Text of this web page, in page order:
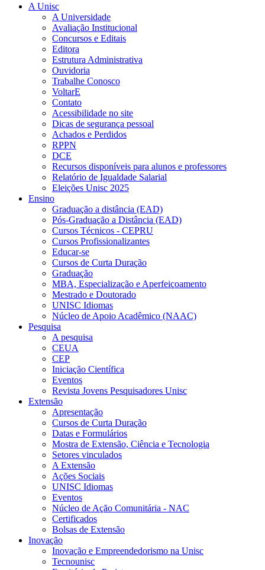
A Unisc
A Universidade
Avaliação Institucional
Concursos e Editais
Editora
Estrutura Administrativa
Ouvidoria
Trabalhe Conosco
VoltarE
Contato
Acessibilidade no site
Dicas de segurança pessoal
Achados e Perdidos
RPPN
DCE
Recursos disponíveis para alunos e professores
Relatório de Igualdade Salarial
Eleições Unisc 2025
Ensino
Graduação a distância (EAD)
Pós-Graduação a Distância (EAD)
Cursos Técnicos - CEPRU
Cursos Profissionalizantes
Educar-se
Cursos de Curta Duração
Graduação
MBA, Especialização e Aperfeiçoamento
Mestrado e Doutorado
UNISC Idiomas
Núcleo de Apoio Acadêmico (NAAC)
Pesquisa
A pesquisa
CEUA
CEP
Iniciação Científica
Eventos
Revista Jovens Pesquisadores Unisc
Extensão
Apresentação
Cursos de Curta Duração
Datas e Formulários
Mostra de Extensão, Ciência e Tecnologia
Setores vinculados
A Extensão
Ações Sociais
UNISC Idiomas
Eventos
Núcleo de Ação Comunitária - NAC
Certificados
Bolsas de Extensão
Inovação
Inovação e Empreendedorismo na Unisc
Tecnounisc